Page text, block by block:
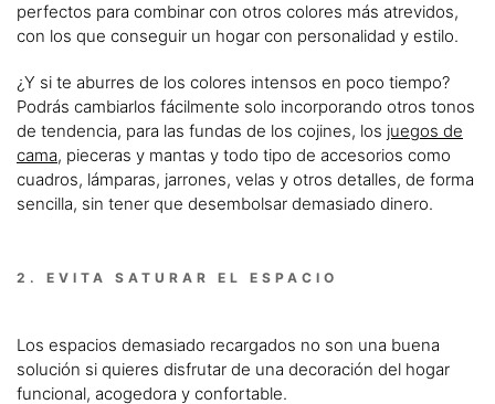
perfectos para combinar con otros colores más atrevidos,
con los que conseguir un hogar con personalidad y estilo.
¿Y si te aburres de los colores intensos en poco tiempo?
Podrás cambiarlos fácilmente solo incorporando otros tonos
de tendencia, para las fundas de los cojines, los juegos de
cama, pieceras y mantas y todo tipo de accesorios como
cuadros, lámparas, jarrones, velas y otros detalles, de forma
sencilla, sin tener que desembolsar demasiado dinero.
2. EVITA SATURAR EL ESPACIO
Los espacios demasiado recargados no son una buena
solución si quieres disfrutar de una decoración del hogar
funcional, acogedora y confortable.